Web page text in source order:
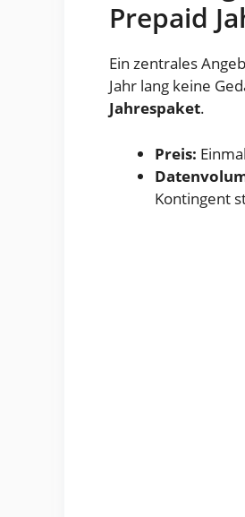
Prepaid
Ein zentrales
Jahr lang keine
Jahrespaket.
Preis:
Kontingent